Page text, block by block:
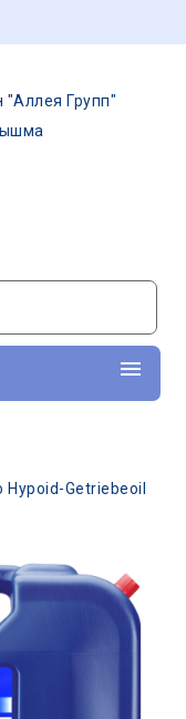
"Аллея Групп"
Getriebeoil